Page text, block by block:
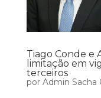
Tiago Conde e
limitação em
terceiros
por Admin Sacha